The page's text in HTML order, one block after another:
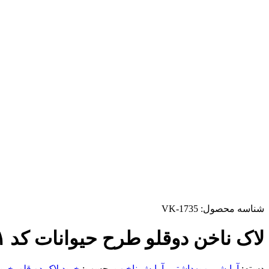
شناسه محصول: VK-1735
لاک ناخن دوقلو طرح حیوانات کد ۰۱